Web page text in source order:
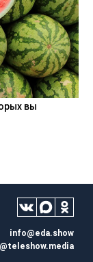
вы
info@eda.show